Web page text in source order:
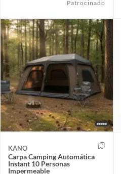
Patrocinado
KANO
Carpa Camping Automática
Instant 10 Personas
Impermeable